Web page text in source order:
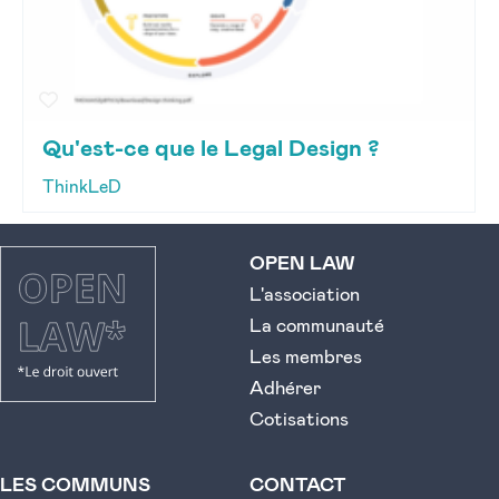
Qu'est-ce que le Legal Design ?
ThinkLeD
OPEN LAW
L'association
La communauté
Les membres
Adhérer
Cotisations
LES COMMUNS CONTACT